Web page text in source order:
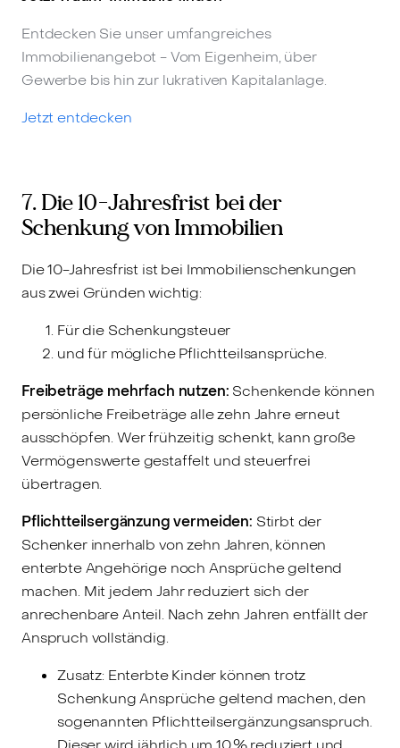
Entdecken Sie unser umfangreiches
Immobilienangebot - Vom Eigenheim, über
Gewerbe bis hin zur lukrativen Kapitalanlage.
Jetzt entdecken
7. Die 10-Jahresfrist bei der
Schenkung von Immobilien
Die 10-Jahresfrist ist bei Immobilienschenkungen
aus zwei Gründen wichtig:
Für die Schenkungsteuer
und für mögliche Pflichtteilsansprüche.
Freibeträge mehrfach nutzen: Schenkende können
persönliche Freibeträge alle zehn Jahre erneut
ausschöpfen. Wer frühzeitig schenkt, kann große
Vermögenswerte gestaffelt und steuerfrei
übertragen.
Pflichtteilsergänzung vermeiden: Stirbt der
Schenker innerhalb von zehn Jahren, können
enterbte Angehörige noch Ansprüche geltend
machen. Mit jedem Jahr reduziert sich der
anrechenbare Anteil. Nach zehn Jahren entfällt der
Anspruch vollständig.
Zusatz: Enterbte Kinder können trotz
Schenkung Ansprüche geltend machen, den
sogenannten Pflichtteilsergänzungsanspruch.